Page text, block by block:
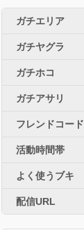
ガチエリア
ガチヤグラ
ガチホコ
ガチアサリ
フレンドコード
活動時間帯
よく使うブキ
配信URL